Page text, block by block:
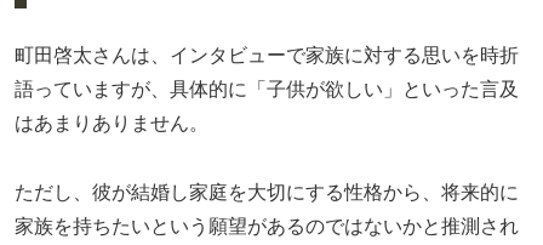
町田啓太さんは、インタビューで家族に対する思いを時折
語っていますが、具体的に「子供が欲しい」といった言及
はあまりありません。
ただし、彼が結婚し家庭を大切にする性格から、将来的に
家族を持ちたいという願望があるのではないかと推測され